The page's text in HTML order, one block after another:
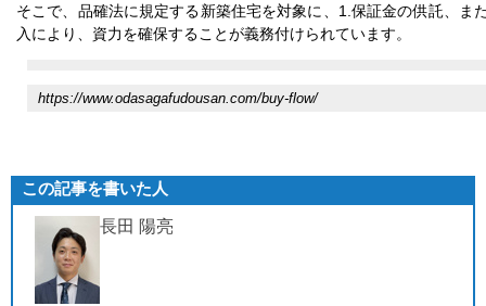
そこで、品確法に規定する新築住宅を対象に、1.保証金の供託、ま
入により、資力を確保することが義務付けられています。
https://www.odasagafudousan.com/buy-flow/
この記事を書いた人
長田 陽亮